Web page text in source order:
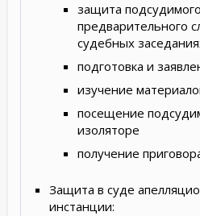
защита
предварительного
судебных
подготовка и
изучение
посещение
изоляторе
получение
Защита в суде
инстанции: